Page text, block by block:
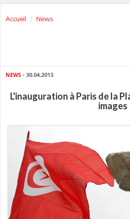
Accueil News
NEWS - 30.04.2013
L'inauguration à Paris de la
images